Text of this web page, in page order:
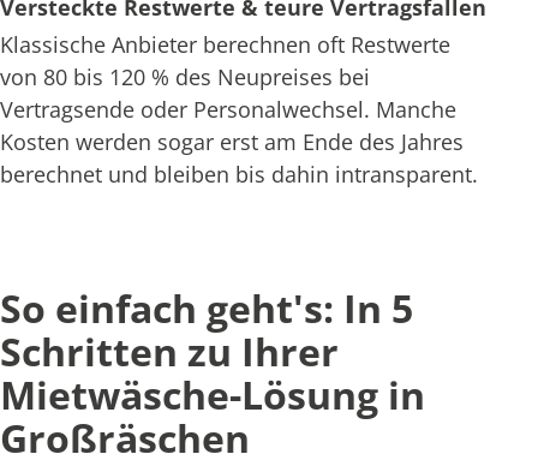
Versteckte Restwerte & teure Vertragsfallen
Klassische Anbieter berechnen oft Restwerte
von 80 bis 120 % des Neupreises bei
Vertragsende oder Personalwechsel. Manche
Kosten werden sogar erst am Ende des Jahres
berechnet und bleiben bis dahin intransparent.
So einfach geht's: In 5
Schritten zu Ihrer
Mietwäsche-Lösung in
Großräschen